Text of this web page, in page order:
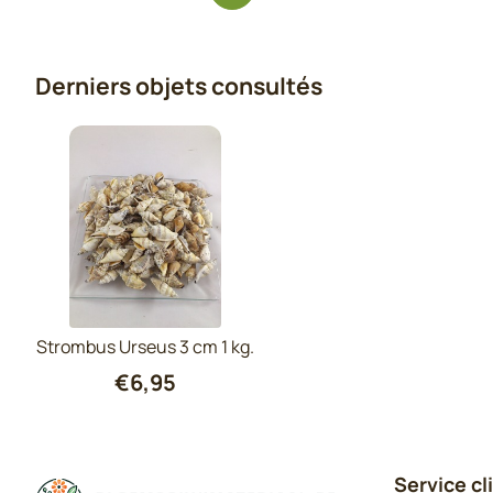
Derniers objets consultés
Strombus Urseus 3 cm 1 kg.
€6,95
Service